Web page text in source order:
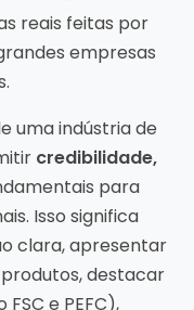
reais feitas por
empresas
uma indústria de
credibilidade,
para
Isso significa
clara, apresentar
destacar
e PEFC),